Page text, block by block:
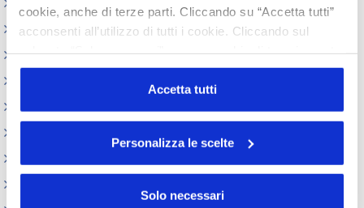
cookie, anche di terze parti. Cliccando su “Accetta tutti”
acconsenti all’utilizzo di tutti i cookie. Cliccando sul
o profilazione viene utilizzato. Cliccando su
“Personalizza le scelte” è possibile esprimere la propria
volontà in relazione a ciascuna categoria di cookie del
Accetta tutti
Personalizza le scelte
Solo necessari
Cosmoprof
Information Day
Beauty Report